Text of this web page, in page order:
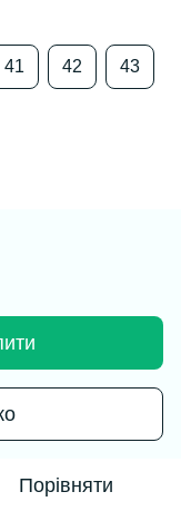
41 42 43
Порівняти